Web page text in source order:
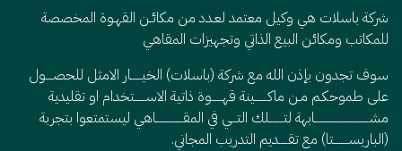
شركة باسلات هي وكيل معتمد لعـدد من مكائـن القهـوة المخصصة
للمكاتب ومكائن البيع الذاتي وتجهيزات المقاهي
سوف تجدون بإذن الله مع شركة (باسلات) الخيــــــار الامثل للحصــــول
على طموحكـم مـن ماكـــــــينة قهــــــوة ذاتية الاســــــتخدام او تقليدية
مشــــــــــــــــــــــــــــــابهة لتــــــــلك التـــي في المقـــــــــــــــاهي ليستمتعوا بتجربة
(الباريســــــــتا) مع تقـــــديم التدريب المجاني.